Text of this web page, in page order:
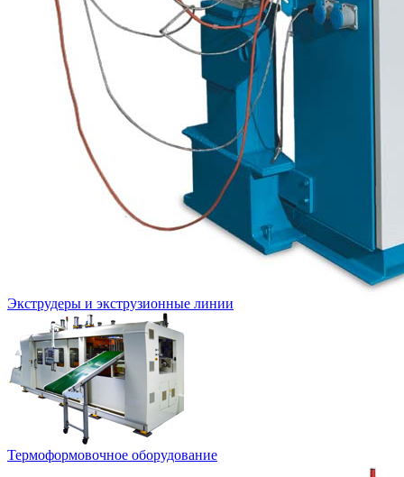
Экструдеры и экструзионные линии
Термоформовочное оборудование